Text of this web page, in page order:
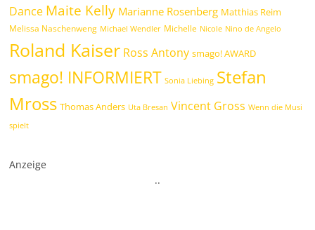
Dance Maite Kelly Marianne Rosenberg Matthias Reim
Melissa Naschenweng Michael Wendler Michelle Nicole Nino de Angelo
Roland Kaiser Ross Antony smago! AWARD
smago! INFORMIERT Sonia Liebing Stefan
Mross Thomas Anders Uta Bresan Vincent Gross Wenn die Musi
spielt
Anzeige
..